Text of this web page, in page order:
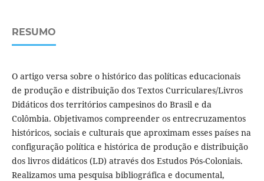
RESUMO
O artigo versa sobre o histórico das políticas educacionais
de produção e distribuição dos Textos Curriculares/Livros
Didáticos dos territórios campesinos do Brasil e da
Colômbia. Objetivamos compreender os entrecruzamentos
históricos, sociais e culturais que aproximam esses países na
configuração política e histórica de produção e distribuição
dos livros didáticos (LD) através dos Estudos Pós-Coloniais.
Realizamos uma pesquisa bibliográfica e documental,